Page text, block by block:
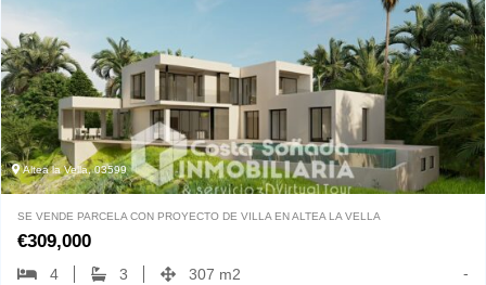
Altea la Vella, 03599
SE VENDE PARCELA CON PROYECTO DE VILLA EN ALTEA LA VELLA
€309,000
4 3 307 m2 -